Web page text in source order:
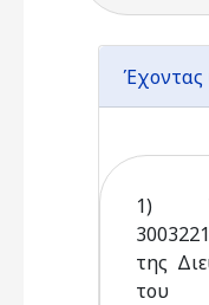
1)
της
του